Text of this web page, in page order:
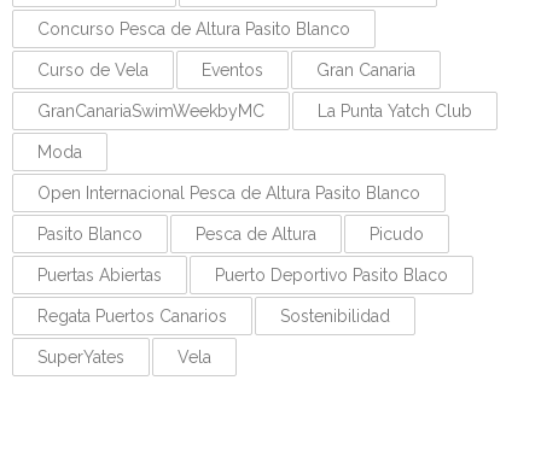
Concurso Pesca de Altura Pasito Blanco
Curso de Vela Eventos Gran Canaria
GranCanariaSwimWeekbyMC La Punta Yatch Club
Moda
Open Internacional Pesca de Altura Pasito Blanco
Pasito Blanco Pesca de Altura Picudo
Puertas Abiertas Puerto Deportivo Pasito Blaco
Regata Puertos Canarios Sostenibilidad
SuperYates Vela